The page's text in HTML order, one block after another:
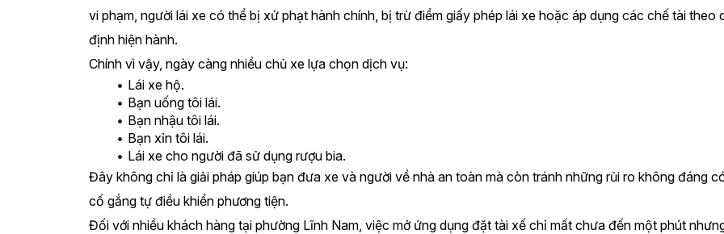
vi phạm, người lái xe có thể bị xử phạt hành chính, bị trừ điểm giấy phép lái xe hoặc áp dụng các chế tài theo
định hiện hành.
Chính vì vậy, ngày càng nhiều chủ xe lựa chọn dịch vụ:
Lái xe hộ.
Bạn uống tôi lái.
Bạn nhậu tôi lái.
Bạn xỉn tôi lái.
Lái xe cho người đã sử dụng rượu bia.
Đây không chỉ là giải pháp giúp bạn đưa xe và người về nhà an toàn mà còn tránh những rủi ro không đáng
cố gắng tự điều khiển phương tiện.
Đối với nhiều khách hàng tại phường Lĩnh Nam, việc mở ứng dụng đặt tài xế chỉ mất chưa đến một phút